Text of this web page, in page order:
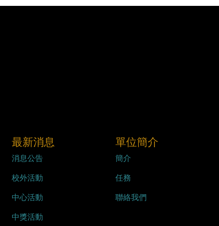
最新消息
消息公告
校外活動
中心活動
中獎活動
單位簡介
簡介
任務
聯絡我們